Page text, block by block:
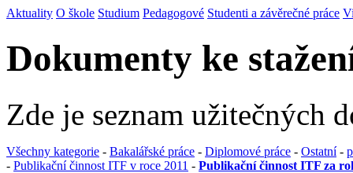
Aktuality O škole Studium Pedagogové Studenti a závěrečné práce
Dokumenty ke
Zde je seznam užitečných
Všechny kategorie - Bakalářské práce - Diplomové práce - Ostatní-
- Publikační činnost ITF v roce 2011 - Publikační činnost ITF za